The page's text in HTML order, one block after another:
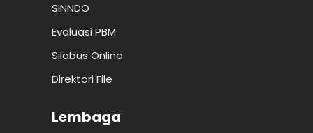
SINNDO
Evaluasi PBM
Silabus Online
Direktori File
Lembaga